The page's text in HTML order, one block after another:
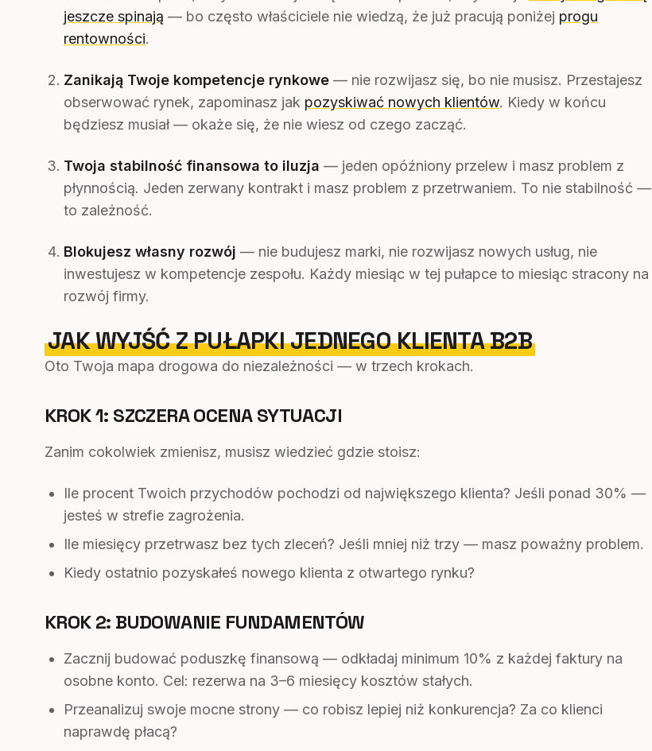
jeszcze spinają — bo często właściciele nie wiedzą, że już pracują poniżej progu
rentowności.
Zanikają Twoje kompetencje rynkowe — nie rozwijasz się, bo nie musisz. Przestajesz
obserwować rynek, zapominasz jak pozyskiwać nowych klientów. Kiedy w końcu
będziesz musiał — okaże się, że nie wiesz od czego zacząć.
Twoja stabilność finansowa to iluzja — jeden opóźniony przelew i masz problem z
płynnością. Jeden zerwany kontrakt i masz problem z przetrwaniem. To nie stabilność —
to zależność.
Blokujesz własny rozwój — nie budujesz marki, nie rozwijasz nowych usług, nie
inwestujesz w kompetencje zespołu. Każdy miesiąc w tej pułapce to miesiąc stracony na
rozwój firmy.
JAK WYJŚĆ Z PUŁAPKI JEDNEGO KLIENTA B2B
Oto Twoja mapa drogowa do niezależności — w trzech krokach.
KROK 1: SZCZERA OCENA SYTUACJI
Zanim cokolwiek zmienisz, musisz wiedzieć gdzie stoisz:
Ile procent Twoich przychodów pochodzi od największego klienta? Jeśli ponad 30% —
jesteś w strefie zagrożenia.
Ile miesięcy przetrwasz bez tych zleceń? Jeśli mniej niż trzy — masz poważny problem.
Kiedy ostatnio pozyskałeś nowego klienta z otwartego rynku?
KROK 2: BUDOWANIE FUNDAMENTÓW
Zacznij budować poduszkę finansową — odkładaj minimum 10% z każdej faktury na
osobne konto. Cel: rezerwa na 3–6 miesięcy kosztów stałych.
Przeanalizuj swoje mocne strony — co robisz lepiej niż konkurencja? Za co klienci
naprawdę płacą?